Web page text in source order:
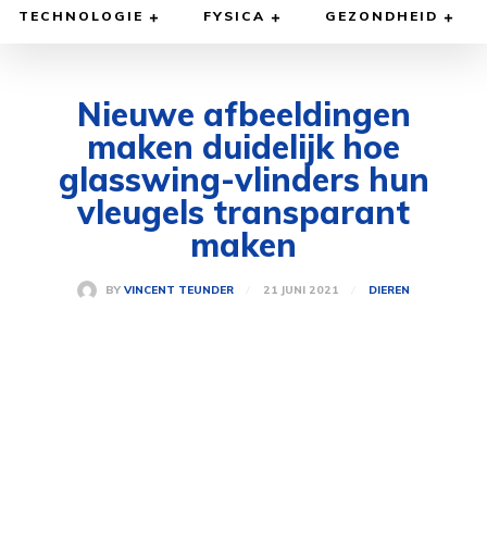
TECHNOLOGIE FYSICA GEZONDHEID
Nieuwe afbeeldingen
maken duidelijk hoe
glasswing-vlinders hun
vleugels transparant
maken
BY VINCENT TEUNDER 21 JUNI 2021 DIEREN